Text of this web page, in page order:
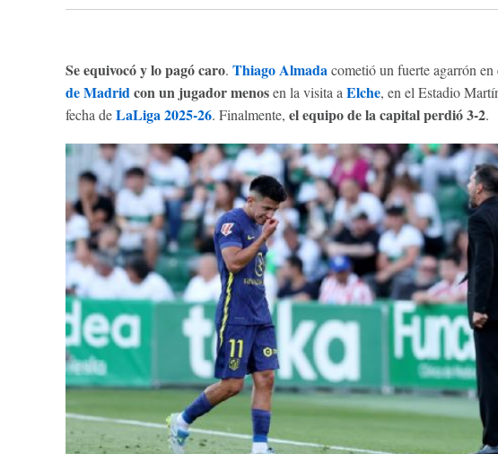
Se equivocó y lo pagó caro. Thiago Almada cometió un fuerte agarrón en
de Madridcon un jugador menosen la visita a Elche, en el Estadio
fecha de LaLiga 2025-26. Finalmente, el equipo de la capital perdió 3-2.